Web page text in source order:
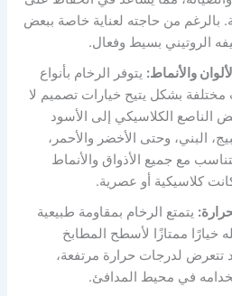
بالرغم من حاجته لعناية خاصة ببعض
الروتيني بسيط وفعال.
والأنماط: يتوفر الرخام بأنواع
مختلفة بشكل يتيح خيارات تصميم لا
الناصع الكلاسيكي إلى الأسود
البني، وحتى الأخضر والأحمر،
مع جميع الأذواق والأنماط
كلاسيكية أو عصرية.
يتمتع الرخام بمقاومة طبيعية
خيارًا ممتازًا لأسطح المطابخ
تتعرض لدرجات حرارة مرتفعة،
في محيط المدافئ.